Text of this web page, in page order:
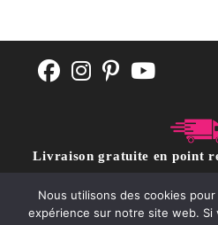
Livraison gratuite en point
Nous utilisons des cookies
expérience sur notre site web. Si